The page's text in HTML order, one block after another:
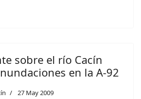
sobre el río Cacín
en la A-92
27 May 2009